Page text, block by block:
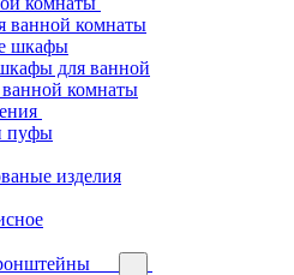
ванной комнаты
шкафы
для ванной
комнаты
пуфы
изделия